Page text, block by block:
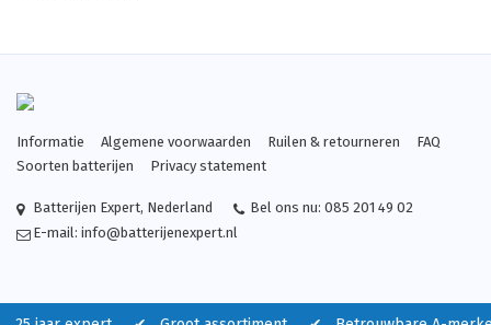
Informatie Algemene voorwaarden Ruilen & retourneren
FAQ
Soorten batterijen
Privacy statement
Batterijen Expert, Nederland Bel ons nu: 085 201 49 02
E-mail: info@batterijenexpert.nl